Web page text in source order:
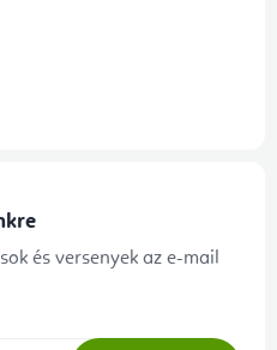
és versenyek az e-mail